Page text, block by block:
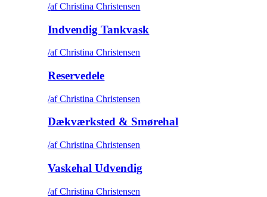
/af Christina Christensen
Indvendig Tankvask
/af Christina Christensen
Reservedele
/af Christina Christensen
Dækværksted & Smørehal
/af Christina Christensen
Vaskehal Udvendig
/af Christina Christensen